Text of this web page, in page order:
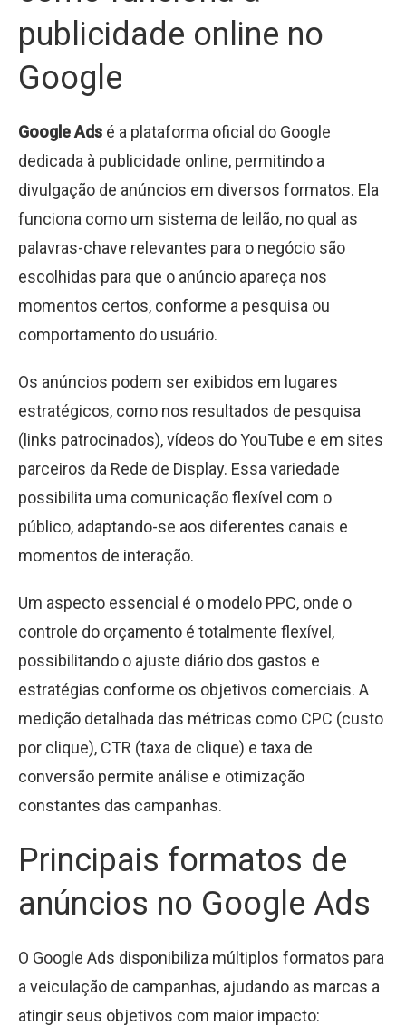
publicidade online no
Google
Google Ads é a plataforma oficial do Google
dedicada à publicidade online, permitindo a
divulgação de anúncios em diversos formatos. Ela
funciona como um sistema de leilão, no qual as
palavras-chave relevantes para o negócio são
escolhidas para que o anúncio apareça nos
momentos certos, conforme a pesquisa ou
comportamento do usuário.
Os anúncios podem ser exibidos em lugares
estratégicos, como nos resultados de pesquisa
(links patrocinados), vídeos do YouTube e em sites
parceiros da Rede de Display. Essa variedade
possibilita uma comunicação flexível com o
público, adaptando-se aos diferentes canais e
momentos de interação.
Um aspecto essencial é o modelo PPC, onde o
controle do orçamento é totalmente flexível,
possibilitando o ajuste diário dos gastos e
estratégias conforme os objetivos comerciais. A
medição detalhada das métricas como CPC (custo
por clique), CTR (taxa de clique) e taxa de
conversão permite análise e otimização
constantes das campanhas.
Principais formatos de
anúncios no Google Ads
O Google Ads disponibiliza múltiplos formatos para
a veiculação de campanhas, ajudando as marcas a
atingir seus objetivos com maior impacto: